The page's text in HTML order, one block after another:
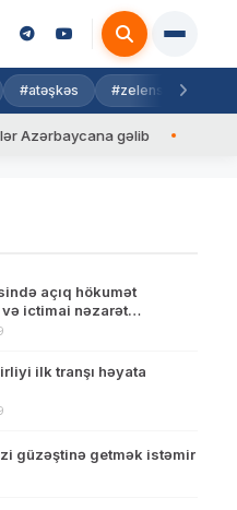
#atəşkəs #zelenski
gəlib İlham Əliyev
açıq hökumət
ictimai nəzarət
təşviqi” layihəsi həyata
ilk tranşı həyata
güzəştinə getmək istəmir